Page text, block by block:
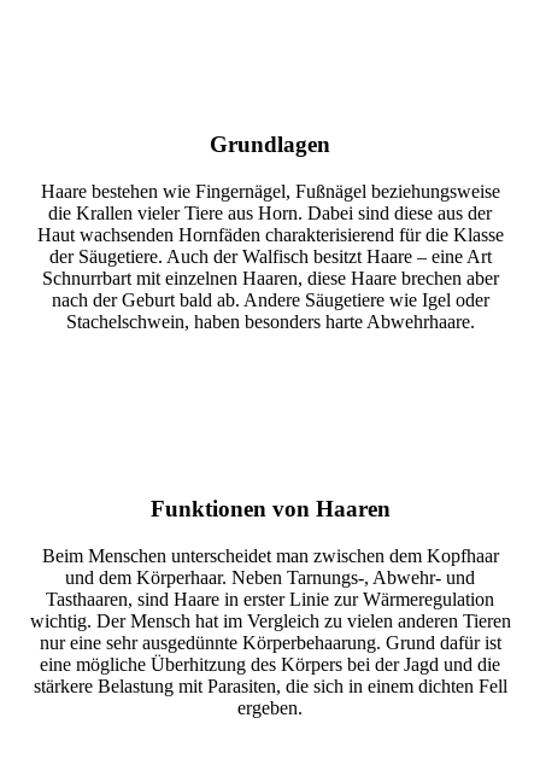
Grundlagen
Haare bestehen wie Fingernägel, Fußnägel beziehungsweise
die Krallen vieler Tiere aus Horn. Dabei sind diese aus der
Haut wachsenden Hornfäden charakterisierend für die Klasse
der Säugetiere. Auch der Walfisch besitzt Haare – eine Art
Schnurrbart mit einzelnen Haaren, diese Haare brechen aber
nach der Geburt bald ab. Andere Säugetiere wie Igel oder
Stachelschwein, haben besonders harte Abwehrhaare.
Funktionen von Haaren
Beim Menschen unterscheidet man zwischen dem Kopfhaar
und dem Körperhaar. Neben Tarnungs-, Abwehr- und
Tasthaaren, sind Haare in erster Linie zur Wärmeregulation
wichtig. Der Mensch hat im Vergleich zu vielen anderen Tieren
nur eine sehr ausgedünnte Körperbehaarung. Grund dafür ist
eine mögliche Überhitzung des Körpers bei der Jagd und die
stärkere Belastung mit Parasiten, die sich in einem dichten Fell
ergeben.